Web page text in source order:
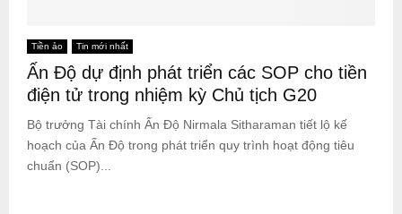
Tiền ảo Tin mới nhất
Ấn Độ dự định phát triển các SOP cho tiền
điện tử trong nhiệm kỳ Chủ tịch G20
Bộ trưởng Tài chính Ấn Độ Nirmala Sitharaman tiết lộ kế
hoạch của Ấn Độ trong phát triển quy trình hoạt động tiêu
chuẩn (SOP)...